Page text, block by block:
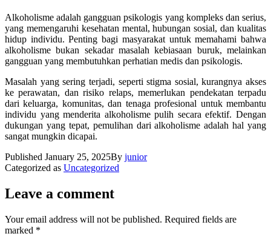
Alkoholisme adalah gangguan psikologis yang kompleks dan serius,
yang memengaruhi kesehatan mental, hubungan sosial, dan kualitas
hidup individu. Penting bagi masyarakat untuk memahami bahwa
alkoholisme bukan sekadar masalah kebiasaan buruk, melainkan
gangguan yang membutuhkan perhatian medis dan psikologis.
Masalah yang sering terjadi, seperti stigma sosial, kurangnya akses
ke perawatan, dan risiko relaps, memerlukan pendekatan terpadu
dari keluarga, komunitas, dan tenaga profesional untuk membantu
individu yang menderita alkoholisme pulih secara efektif. Dengan
dukungan yang tepat, pemulihan dari alkoholisme adalah hal yang
sangat mungkin dicapai.
Published January 25, 2025By junior
Categorized as Uncategorized
Leave a comment
Your email address will not be published. Required fields are
marked *